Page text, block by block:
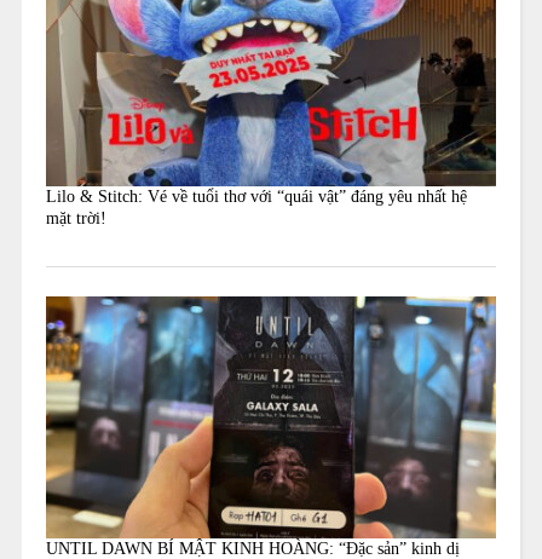
Lilo & Stitch: Vé về tuổi thơ với “quái vật” đáng yêu nhất hệ
mặt trời!
UNTIL DAWN BÍ MẬT KINH HOÀNG: “Đặc sản” kinh dị